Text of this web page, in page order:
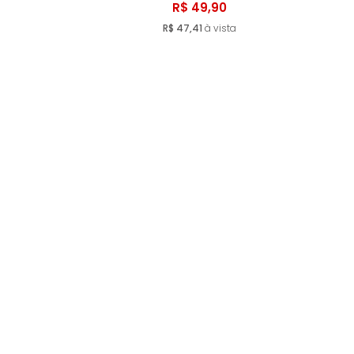
R$ 49,90
R$ 47,41 à vista
Comprar